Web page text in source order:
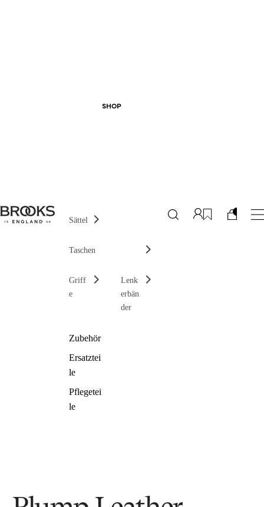
SHOP
Sättel
Taschen
Griff
e
Lenk
erbän
der
Zubehör
Ersatztei
le
Pflegetei
le